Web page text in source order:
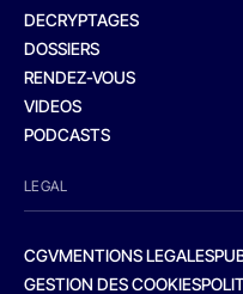
DECRYPTAGES
DOSSIERS
RENDEZ-VOUS
VIDEOS
PODCASTS
LEGAL
CGVMENTIONS LEGALES
GESTION DES COOKIES